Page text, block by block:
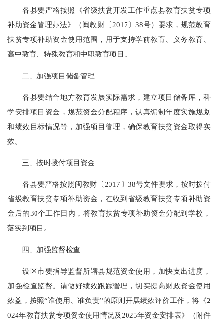
各县要严格按照《省级扶贫开发工作重点县教育扶贫专项
补助资金管理办法》（闽教财〔2017〕38号）要求，规范教育
扶贫专项补助资金使用范围，用于支持学前教育、义务教育、
高中教育、特殊教育和中职教育项目。
二、加强项目储备管理
各县要结合地方教育发展实际需求，建立项目储备库，科
学安排项目资金，规范资金分配程序，认真编制年度实施规划
和绩效目标情况等，加强项目管理，确保教育扶贫资金取得实
效。
三、按时拨付项目资金
各县要严格按照闽教财〔2017〕38号文件要求，按时拨付
省级教育扶贫专项补助资金，在收到省级教育扶贫专项补助资
金后的30个工作日内，将教育扶贫专项补助资金分配到学校，
落实到项目。
四、加强监督检查
设区市要指导监督所辖县规范资金使用，加快支出进度，
加强检查监督。请做好绩效跟踪管理，切实提高财政资金使用
效益，按照“谁使用、谁负责”的原则开展绩效评价工作，将《2
024年教育扶贫专项资金使用情况及2025年资金安排表》（附件